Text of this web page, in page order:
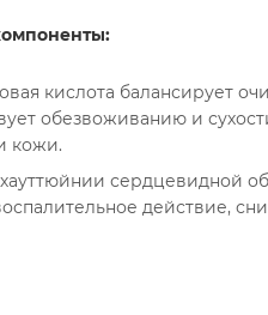
кислота балансирует
обезвоживанию и
кожи.
хауттюйнии сердцевидной
действие,